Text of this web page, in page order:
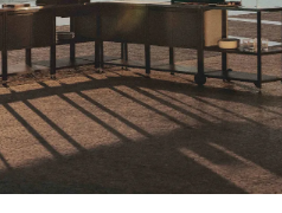
Maison D'hôtes
On Décode La Déco
Question De Style
Renovation